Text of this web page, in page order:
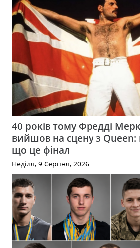
40 років тому Фредді
вийшов на сцену з Queen:
що це фінал
Неділя, 9 Серпня, 2026